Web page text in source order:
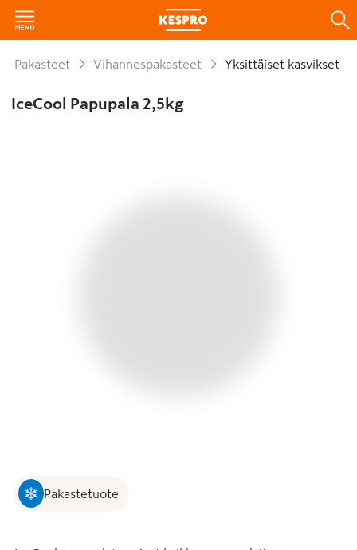
Pakasteet Vihannespakasteet Yksittäiset kasvikset
IceCool Papupala 2,5kg
Pakastetuote